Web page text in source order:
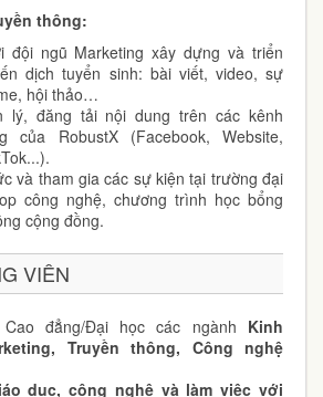
thông:
đội ngũ Marketing xây dựng và triển
dịch tuyển sinh: bài viết, video, sự
hội thảo…
lý, đăng tải nội dung trên các kênh
của RobustX (Facebook, Website,
và tham gia các sự kiện tại trường đại
công nghệ, chương trình học bổng
cộng đồng.
VIÊN
đẳng/Đại học các ngành Kinh
Truyền thông, Công nghệ
dục, công nghệ và làm việc với